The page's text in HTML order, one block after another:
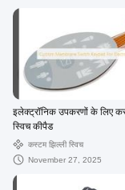
इलेक्ट्रॉनिक उपकरणों के लिए
स्विच कीपैड
कस्टम झिल्ली स्विच
November 27, 2025